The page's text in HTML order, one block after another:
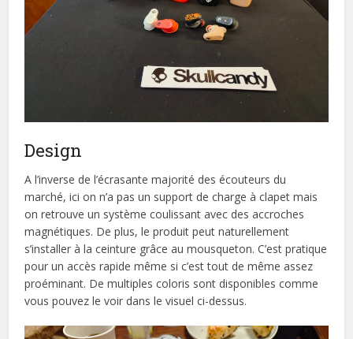
Design
A l’inverse de l’écrasante majorité des écouteurs du
marché, ici on n’a pas un support de charge à clapet mais
on retrouve un système coulissant avec des accroches
magnétiques. De plus, le produit peut naturellement
s’installer à la ceinture grâce au mousqueton. C’est pratique
pour un accès rapide même si c’est tout de même assez
proéminant. De multiples coloris sont disponibles comme
vous pouvez le voir dans le visuel ci-dessus.